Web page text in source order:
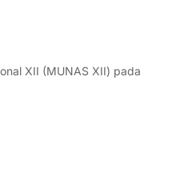
XII (MUNAS XII) pada